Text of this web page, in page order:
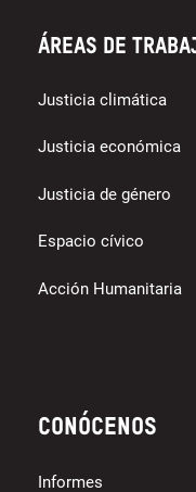
Áreas de
Justicia climática
Justicia económica
Justicia de género
Espacio cívico
Acción Humanitaria
Conócenos
Informes